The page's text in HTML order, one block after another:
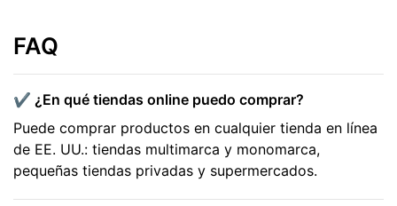
FAQ
✔️ ¿En qué tiendas online puedo comprar?
Puede comprar productos en cualquier tienda en línea
de EE. UU.: tiendas multimarca y monomarca,
pequeñas tiendas privadas y supermercados.